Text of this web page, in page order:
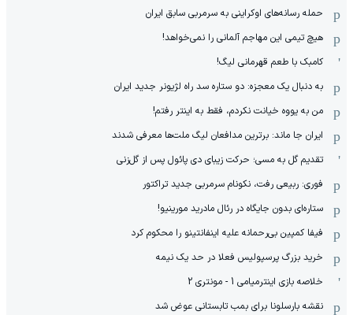
حمله رسانه‌های اوکراینی به سرمربی سابق ایران
هیچ‌ تیمی این مهاجم آلمانی را نمی‌خواهد!
کامبک با طعم قهرمانی لیگ!
به دنبال یک معجزه: دو ستاره سد راه لژیونر جدید ایران
من به یووه خیانت نکردم، فقط به اینتر رفتم!
ایران جا ماند: برترین مدافعان لیگ ملت‌ها معرفی شدند
تقدیم گل به مسی؛ حرکت زیبای دی پائول پس از گل‌زنی
فوری: ربیعی رفت، نکونام سرمربی جدید تراکتور
ستاره‌ای بدون جایگاه در رئال مادرید مورینیو!
فیفا کمپین بی‌رحمانه علیه اینفانتینو را محکوم کرد
خرید بزرگ پرسپولیس فعلا در حد یک نیمه
خلاصه بازی اینترمیامی 1 - مونتری 2
نقشه بارسلونا برای بمب تابستانی عوض شد